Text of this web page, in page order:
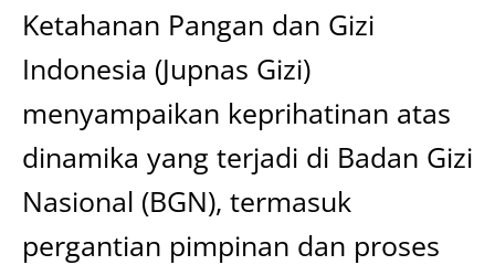
Ketahanan Pangan dan Gizi
Indonesia (Jupnas Gizi)
menyampaikan keprihatinan atas
dinamika yang terjadi di Badan Gizi
Nasional (BGN), termasuk
pergantian pimpinan dan proses